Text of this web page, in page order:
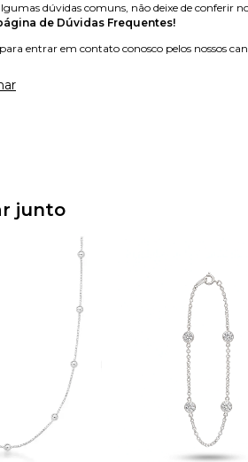
dúvidas comuns, não deixe de conferir
de Dúvidas Frequentes!
entrar em contato conosco pelos nossos
junto